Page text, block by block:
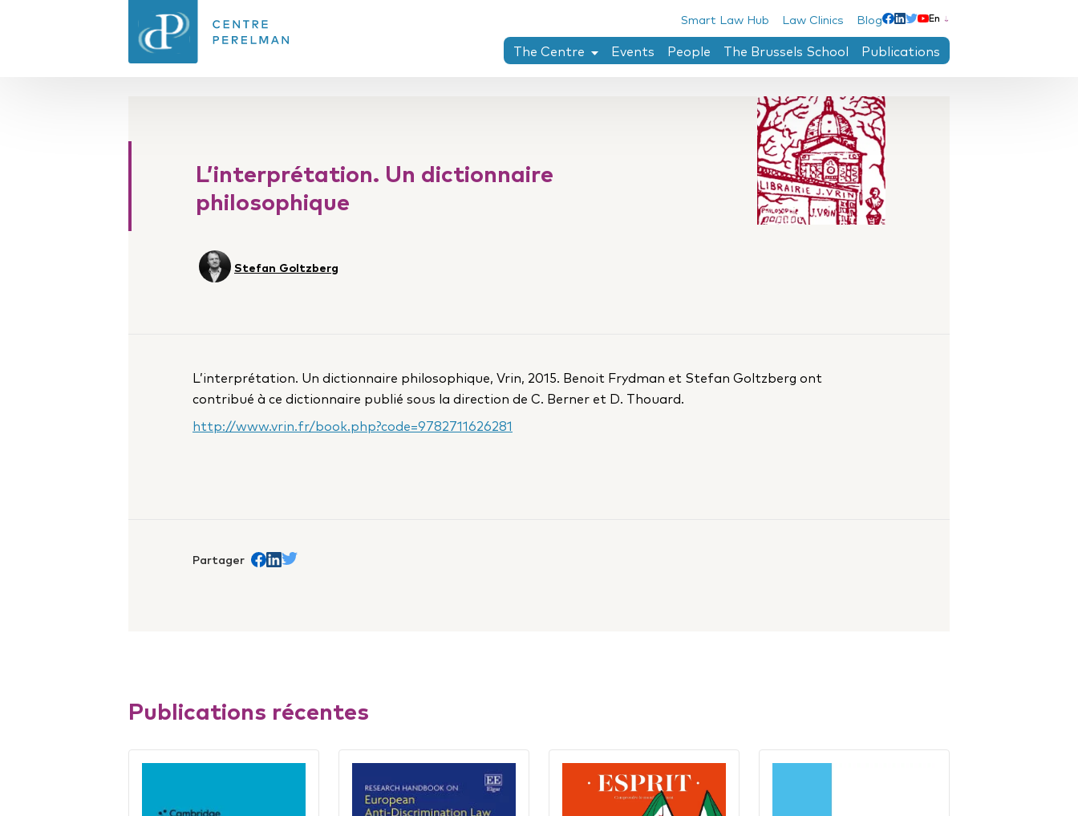
Smart Law Hub Law Clinics BlogFacebook
Linkedin
Twitter
Youtube
En
The Centre
Collection penser le droit
Events People The Brussels School Publications
L’interprétation. Un dictionnaire
philosophique
Stefan Goltzberg
L’interprétation. Un dictionnaire philosophique, Vrin, 2015. Benoit Frydman et Stefan Goltzberg ont
contribué à ce dictionnaire publié sous la direction de C. Berner et D. Thouard.
http://www.vrin.fr/book.php?code=9782711626281
Partager Share on Facebook
trans.Partager sur Linkedin
Share on Twitter
Publications récentes